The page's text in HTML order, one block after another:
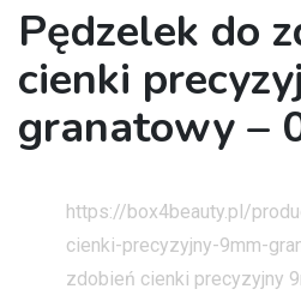
Pędzelek do
cienki
granatowy –
https://box4beauty.pl/
cienki-precyzyjny-9mm-
zdobień cienki precyzyjny